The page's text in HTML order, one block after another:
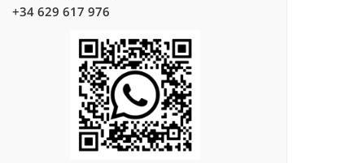
+34 629 617 976